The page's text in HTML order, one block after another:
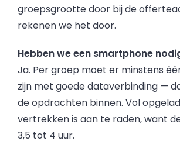
groepsgrootte door bij de
rekenen we het door.
Hebben we een smartphone
Ja. Per groep moet er minstens
zijn met goede dataverbinding —
de opdrachten binnen. Vol
vertrekken is aan te raden, want
3,5 tot 4 uur.